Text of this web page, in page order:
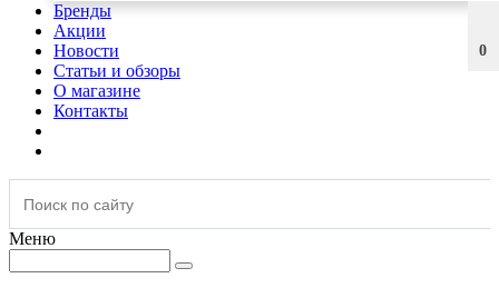
0
Бренды
Акции
Новости
Статьи и обзоры
О магазине
Контакты
Меню